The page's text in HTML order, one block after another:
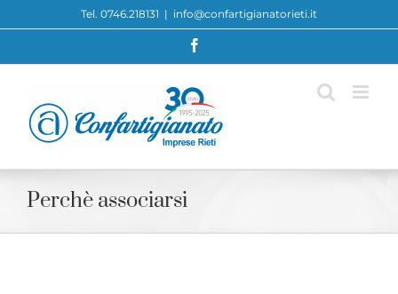
to
Tel. 0746.218131 | info@confartigianatorieti.it
Perchè associarsi